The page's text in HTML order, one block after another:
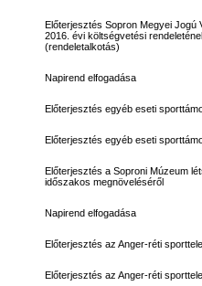
Előterjesztés Sopron Megyei Jogú
2016. évi költségvetési
(rendeletalkotás)
Napirend elfogadása
Előterjesztés egyéb eseti
Előterjesztés egyéb eseti
Előterjesztés a Soproni Múzeum
időszakos megnöveléséről
Napirend elfogadása
Előterjesztés az Anger-réti
Előterjesztés az Anger-réti